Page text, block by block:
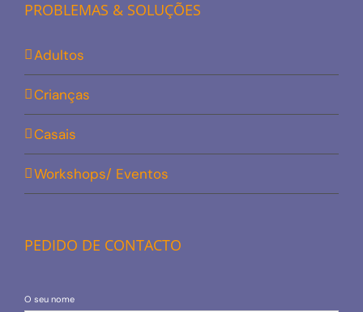
PROBLEMAS & SOLUÇÕES
Adultos
Crianças
Casais
Workshops/ Eventos
PEDIDO DE CONTACTO
O seu nome